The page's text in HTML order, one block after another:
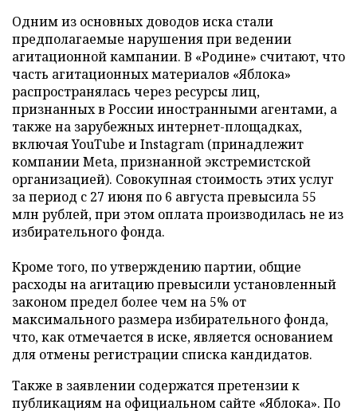
Одним из основных доводов иска стали
предполагаемые нарушения при ведении
агитационной кампании. В «Родине» считают, что
часть агитационных материалов «Яблока»
распространялась через ресурсы лиц,
признанных в России иностранными агентами, а
также на зарубежных интернет-площадках,
включая YouTube и Instagram (принадлежит
компании Meta, признанной экстремистской
организацией). Совокупная стоимость этих услуг
за период с 27 июня по 6 августа превысила 55
млн рублей, при этом оплата производилась не из
избирательного фонда.
Кроме того, по утверждению партии, общие
расходы на агитацию превысили установленный
законом предел более чем на 5% от
максимального размера избирательного фонда,
что, как отмечается в иске, является основанием
для отмены регистрации списка кандидатов.
Также в заявлении содержатся претензии к
публикациям на официальном сайте «Яблока». По